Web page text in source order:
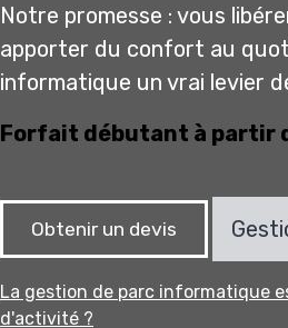
Notre promesse : vous
apporter du confort au
informatique un vrai levier
Forfait débutant à partir
Obtenir un devis
La gestion de parc informatique
d'activité ?